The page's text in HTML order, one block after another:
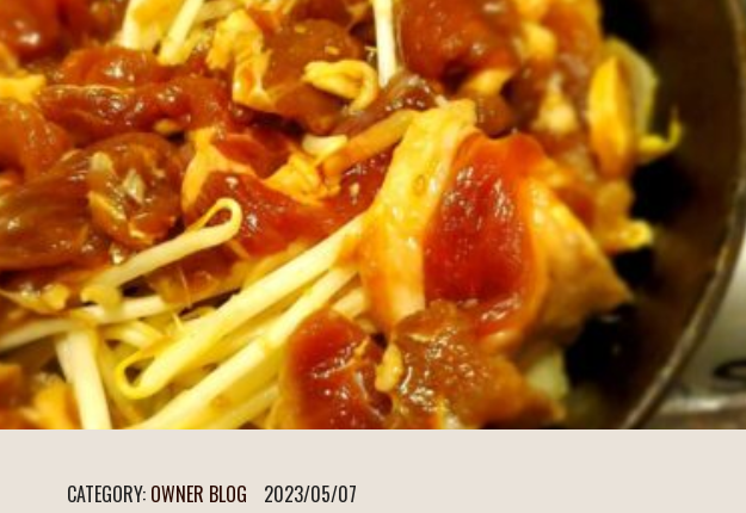
CATEGORY: OWNER BLOG 2023/05/07